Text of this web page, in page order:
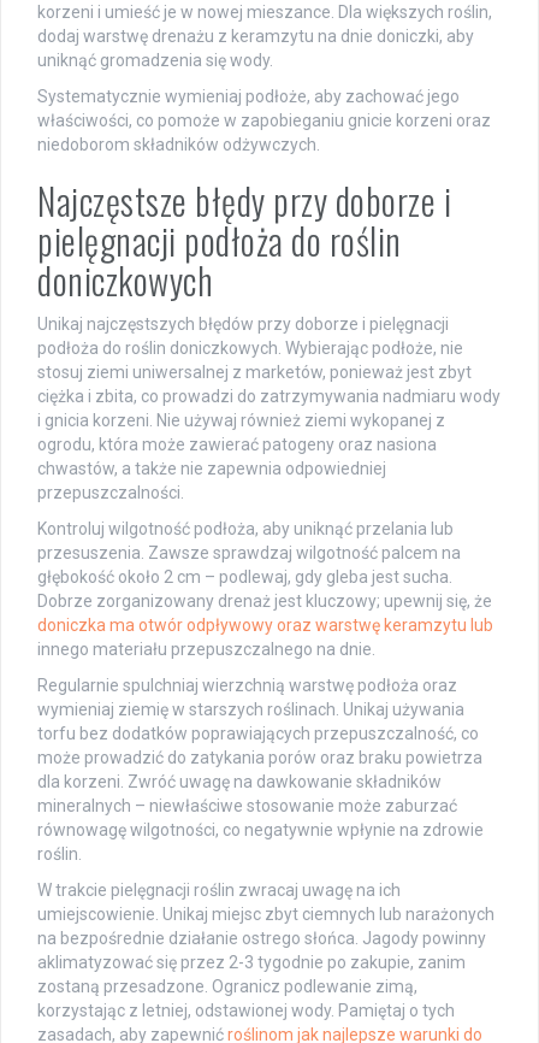
korzeni i umieść je w nowej mieszance. Dla większych roślin,
dodaj warstwę drenażu z keramzytu na dnie doniczki, aby
uniknąć gromadzenia się wody.
Systematycznie wymieniaj podłoże, aby zachować jego
właściwości, co pomoże w zapobieganiu gnicie korzeni oraz
niedoborom składników odżywczych.
Najczęstsze błędy przy doborze i
pielęgnacji podłoża do roślin
doniczkowych
Unikaj najczęstszych błędów przy doborze i pielęgnacji
podłoża do roślin doniczkowych. Wybierając podłoże, nie
stosuj ziemi uniwersalnej z marketów, ponieważ jest zbyt
ciężka i zbita, co prowadzi do zatrzymywania nadmiaru wody
i gnicia korzeni. Nie używaj również ziemi wykopanej z
ogrodu, która może zawierać patogeny oraz nasiona
chwastów, a także nie zapewnia odpowiedniej
przepuszczalności.
Kontroluj wilgotność podłoża, aby uniknąć przelania lub
przesuszenia. Zawsze sprawdzaj wilgotność palcem na
głębokość około 2 cm – podlewaj, gdy gleba jest sucha.
Dobrze zorganizowany drenaż jest kluczowy; upewnij się, że
doniczka ma otwór odpływowy oraz warstwę keramzytu lub
innego materiału przepuszczalnego na dnie.
Regularnie spulchniaj wierzchnią warstwę podłoża oraz
wymieniaj ziemię w starszych roślinach. Unikaj używania
torfu bez dodatków poprawiających przepuszczalność, co
może prowadzić do zatykania porów oraz braku powietrza
dla korzeni. Zwróć uwagę na dawkowanie składników
mineralnych – niewłaściwe stosowanie może zaburzać
równowagę wilgotności, co negatywnie wpłynie na zdrowie
roślin.
W trakcie pielęgnacji roślin zwracaj uwagę na ich
umiejscowienie. Unikaj miejsc zbyt ciemnych lub narażonych
na bezpośrednie działanie ostrego słońca. Jagody powinny
aklimatyzować się przez 2-3 tygodnie po zakupie, zanim
zostaną przesadzone. Ogranicz podlewanie zimą,
korzystając z letniej, odstawionej wody. Pamiętaj o tych
zasadach, aby zapewnićroślinom jak najlepsze warunki do